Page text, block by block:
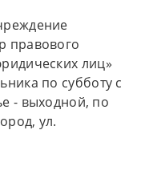
правового
лиц»
по субботу с
- выходной, по
ул.